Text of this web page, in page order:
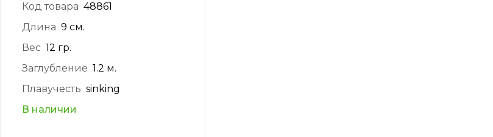
Код товара 48861
Длина 9 см.
Вес 12 гр.
Заглубление 1.2 м.
Плавучесть sinking
В наличии